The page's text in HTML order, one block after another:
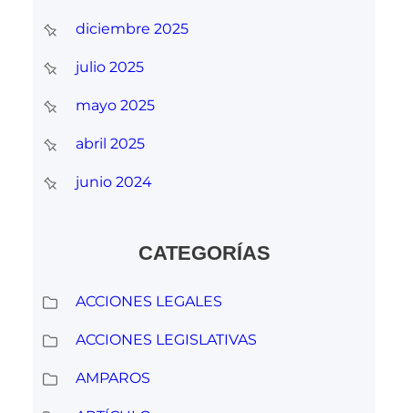
diciembre 2025
julio 2025
mayo 2025
abril 2025
junio 2024
CATEGORÍAS
ACCIONES LEGALES
ACCIONES LEGISLATIVAS
AMPAROS